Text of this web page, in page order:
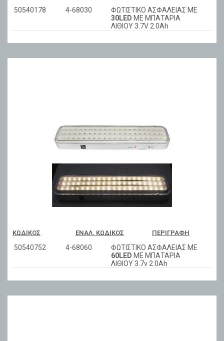
50540178 4-68030
ΦΩΤΙΣΤΙΚΟ ΑΣΦΑΛΕΙΑΣ ΜΕ
30LED ΜΕ ΜΠΑΤΑΡΙΑ
ΛΙΘΙΟΥ 3.7V 2.0Ah
ΚΩΔΙΚΌΣ ΕΝΑΛ. ΚΩΔΙΚΌΣ ΠΕΡΙΓΡΑΦΉ
50540752 4-68060
ΦΩΤΙΣΤΙΚΟ ΑΣΦΑΛΕΙΑΣ ΜΕ
60LED ΜΕ ΜΠΑΤΑΡΙΑ
ΛΙΘΙΟΥ 3.7v 2.0Ah